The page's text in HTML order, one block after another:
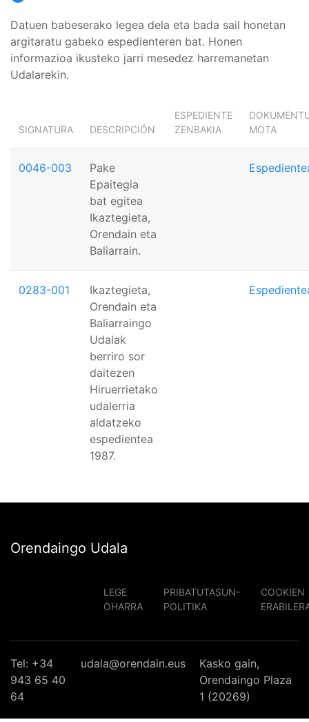
Datuen babeserako legea dela eta bada sail honetan
argitaratu gabeko espedienteren bat. Honen
informazioa ikusteko jarri mesedez harremanetan
Udalarekin.
SIGNATURA DESCRIPCIÓN
ESPEDIENTE
ZENBAKIA
MOTA
0046-003
Pake
Epaitegia
bat egitea
Ikaztegieta,
Orendain eta
Baliarrain.
0283-001
Ikaztegieta,
Orendain eta
Baliarraingo
Udalak
berriro sor
daitezen
Hiruerrietako
udalerria
aldatzeko
espedientea
1987.
Orendaingo Udala
LEGE
OHARRA
PRIBATUTASUN-
POLITIKA
COOKIEN
Tel: +34
943 65 40
64
udala@orendain.eus
Kasko gain,
Orendaingo Plaza
1 (20269)